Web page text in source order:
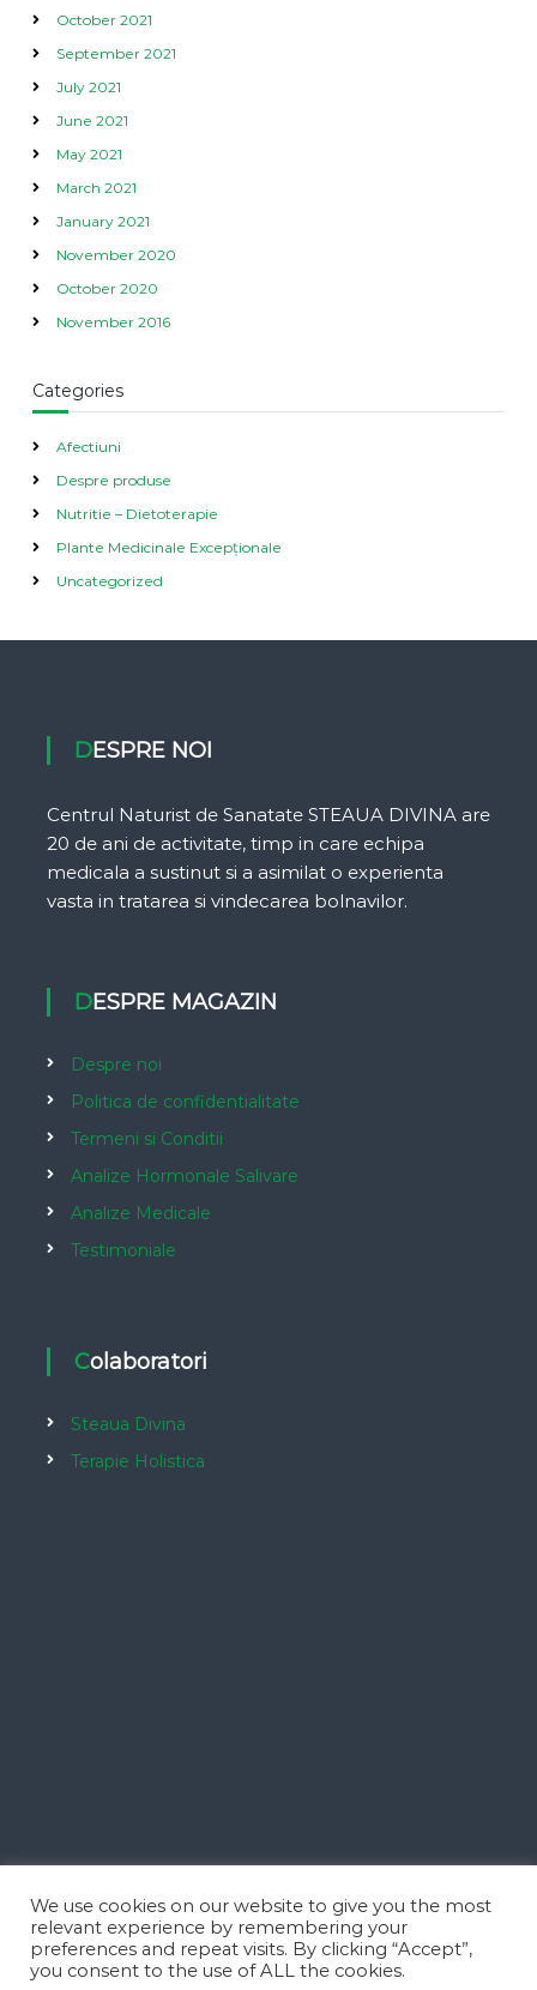
October 2021
September 2021
July 2021
June 2021
May 2021
March 2021
January 2021
November 2020
October 2020
November 2016
Categories
Afectiuni
Despre produse
Nutritie – Dietoterapie
Plante Medicinale Excepționale
Uncategorized
DESPRE NOI
Centrul Naturist de Sanatate STEAUA DIVINA are
20 de ani de activitate, timp in care echipa
medicala a sustinut si a asimilat o experienta
vasta in tratarea si vindecarea bolnavilor.
DESPRE MAGAZIN
Despre noi
Politica de confidentialitate
Termeni si Conditii
Analize Hormonale Salivare
Analize Medicale
Testimoniale
Colaboratori
Steaua Divina
Terapie Holistica
We use cookies on our website to give you the most
relevant experience by remembering your
preferences and repeat visits. By clicking “Accept”,
you consent to the use of ALL the cookies.